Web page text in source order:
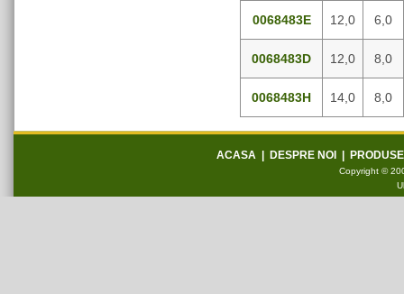
0068483E 12,0 6,0
0068483D 12,0 8,0
0068483H 14,0 8,0
ACASA DESPRE NOI
Copyright ©